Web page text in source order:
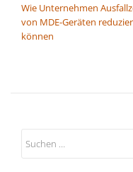
Wie Unternehmen
von MDE-Geräten
können